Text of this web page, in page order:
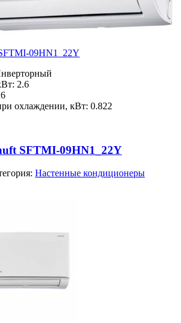
09HN1_22Y
2.6
охлаждении, кВт: 0.822
SFTMI-09HN1_22Y
Настенные кондиционеры